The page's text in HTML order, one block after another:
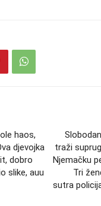
haos,
djevojka
dobro
slike, auu
traži
Njemačku
Tri
sutra